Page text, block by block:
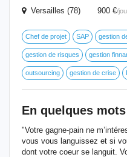
Versailles (78) 900 €/
Chef de projet SAP gestion
gestion de risques gestion
outsourcing gestion de crise
En quelques mots
"Votre gagne-pain ne
vous vous languissez et si
dont votre coeur se languit.